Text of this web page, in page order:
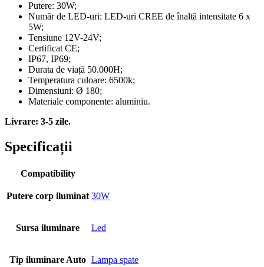
Putere: 30W;
Număr de LED-uri: LED-uri CREE de înaltă intensitate 6 x
5W;
Tensiune 12V-24V;
Certificat CE;
IP67, IP69;
Durata de viață 50.000H;
Temperatura culoare: 6500k;
Dimensiuni: Ø 180;
Materiale componente: aluminiu.
Livrare: 3-5 zile.
Specificații
Compatibility
Putere corp iluminat 30W
Sursa iluminare Led
Tip iluminare Auto Lampa spate